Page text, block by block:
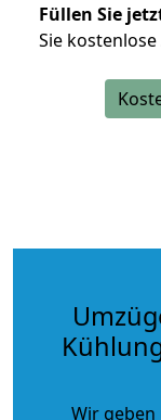
Füllen Sie
Sie
Wir geben